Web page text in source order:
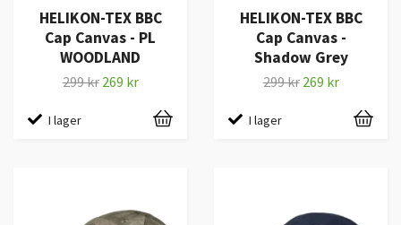
HELIKON-TEX BBC
Cap Canvas - PL
WOODLAND
299 kr 269 kr
I lager
HELIKON-TEX BBC
Cap Canvas -
Shadow Grey
299 kr 269 kr
I lager